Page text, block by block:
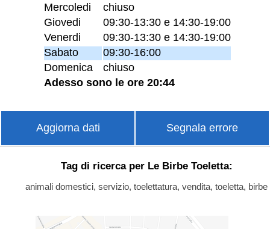
Mercoledi
chiuso
Giovedi
09:30-13:30 e 14:30-19:00
Venerdi
09:30-13:30 e 14:30-19:00
Sabato
09:30-16:00
Domenica
chiuso
Adesso sono le ore 20:44
Aggiorna dati Segnala errore
Tag di ricerca per Le Birbe Toeletta:
animali domestici, servizio, toelettatura, vendita, toeletta, birbe